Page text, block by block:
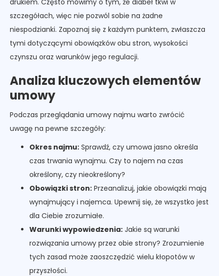
szczegółach, więc nie pozwól sobie na żadne
niespodzianki. Zapoznaj się z każdym punktem, zwłaszcza
tymi dotyczącymi obowiązków obu stron, wysokości
czynszu oraz warunków jego regulacji.
Analiza kluczowych elementów
umowy
Podczas przeglądania umowy najmu warto zwrócić
uwagę na pewne szczegóły:
Okres najmu: Sprawdź, czy umowa jasno określa
czas trwania wynajmu. Czy to najem na czas
określony, czy nieokreślony?
Obowiązki stron: Przeanalizuj, jakie obowiązki mają
wynajmujący i najemca. Upewnij się, że wszystko jest
dla Ciebie zrozumiałe.
Warunki wypowiedzenia: Jakie są warunki
rozwiązania umowy przez obie strony? Zrozumienie
tych zasad może zaoszczędzić wielu kłopotów w
przyszłości.